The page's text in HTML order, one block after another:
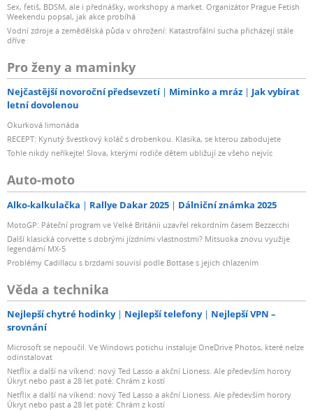
Sex, fetiš, BDSM, ale i přednášky, workshopy a market. Organizátor Prague Fetish
Weekendu popsal, jak akce probíhá
Vodní zdroje a zemědělská půda v ohrožení: Katastrofální sucha přicházejí stále
dříve
Pro ženy a maminky
Nejčastější novoroční předsevzetí Miminko a mráz
Jak vybírat
letní dovolenou
Okurková limonáda
RECEPT: Kynutý švestkový koláč s drobenkou. Klasika, se kterou zabodujete
Tohle nikdy neříkejte! Slova, kterými rodiče dětem ubližují ze všeho nejvíc
Auto-moto
Alko-kalkulačka Rallye Dakar 2025 Dálniční známka 2025
MotoGP: Páteční program ve Velké Británii uzavřel rekordním časem Bezzecchi
Další klasická corvette s dobrými jízdními vlastnostmi? Mitsuoka znovu využije
legendární MX-5
Problémy Cadillacu s brzdami souvisí podle Bottase s jejich chlazením
Věda a technika
Nejlepší chytré hodinky Nejlepší telefony
Nejlepší VPN –
srovnání
Microsoft se nepoučil. Ve Windows potichu instaluje OneDrive Photos, které nelze
odinstalovat
Netflix a další na víkend: nový Ted Lasso a akční Lioness. Ale především horory
Úkryt nebo past a 28 let poté: Chrám z kostí
Netflix a další na víkend: nový Ted Lasso a akční Lioness. Ale především horory
Úkryt nebo past a 28 let poté: Chrám z kostí